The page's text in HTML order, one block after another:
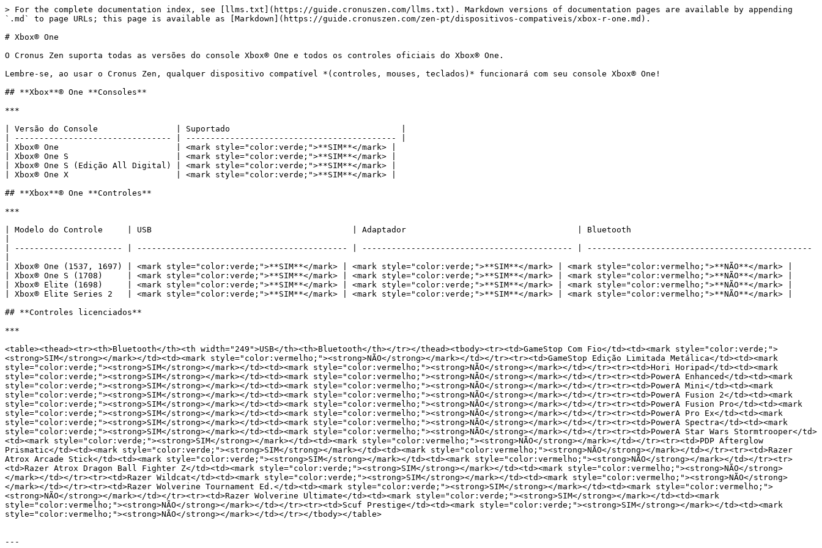
> For the complete documentation index, see [llms.txt](https://guide.cronuszen.com/llms.txt). Markdown versions of documentation pages are available by appending
`.md` to page URLs; this page is available as [Markdown](https://guide.cronuszen.com/zen-pt/dispositivos-compativeis/xbox-r-one.md).
# Xbox® One
O Cronus Zen suporta todas as versões do console Xbox® One e todos os controles oficiais do Xbox® One.
Lembre-se, ao usar o Cronus Zen, qualquer dispositivo compatível *(controles, mouses, teclados)* funcionará com seu console Xbox® One!
## **Xbox**® One **Consoles**
***
| Versão do Console                | Suportado                                   |
| -------------------------------- | ------------------------------------------- |
| Xbox® One                        | ﻿<mark style="color:verde;">**SIM**</mark>﻿ |
| Xbox® One S                      | ﻿<mark style="color:verde;">**SIM**</mark>﻿ |
| Xbox® One S (Edição All Digital) | ﻿<mark style="color:verde;">**SIM**</mark>﻿ |
| Xbox® One X                      | ﻿<mark style="color:verde;">**SIM**</mark>﻿ |
## **Xbox**® One **Controles**
***
| Modelo do Controle     | USB                                         | Adaptador                                   | Bluetooth
| ---------------------- | ------------------------------------------- | ------------------------------------------- | ----------------------------------------------
| Xbox® One (1537, 1697) | ﻿<mark style="color:verde;">**SIM**</mark>﻿ | ﻿<mark style="color:verde;">**SIM**</mark>﻿ | ﻿<mark style="color:vermelho;">**NÃO**</mark>﻿ |
| Xbox® One S (1708)     | ﻿<mark style="color:verde;">**SIM**</mark>﻿ | ﻿<mark style="color:verde;">**SIM**</mark>﻿ | ﻿<mark style="color:vermelho;">**NÃO**</mark>﻿ |
| Xbox® Elite (1698)     | ﻿<mark style="color:verde;">**SIM**</mark>﻿ | ﻿<mark style="color:verde;">**SIM**</mark>﻿ | ﻿<mark style="color:vermelho;">**NÃO**</mark>﻿ |
| Xbox® Elite Series 2   | ﻿<mark style="color:verde;">**SIM**</mark>﻿ | ﻿<mark style="color:verde;">**SIM**</mark>﻿ | ﻿<mark style="color:vermelho;">**NÃO**</mark>﻿ |
## **Controles licenciados**
***
<table><thead><tr><th>Bluetooth</th><th width="249">USB</th><th>Bluetooth</th></tr></thead><tbody><tr><td>GameStop Com Fio</td><td>﻿<mark style="color:verde;">
<strong>SIM</strong></mark>﻿</td><td>﻿<mark style="color:vermelho;"><strong>NÃO</strong></mark>﻿</td></tr><tr><td>GameStop Edição Limitada Metálica</td><td>﻿<mark
style="color:verde;"><strong>SIM</strong></mark>﻿</td><td>﻿<mark style="color:vermelho;"><strong>NÃO</strong></mark>﻿</td></tr><tr><td>Hori Horipad</td><td>﻿<mark
style="color:verde;"><strong>SIM</strong></mark>﻿</td><td>﻿<mark style="color:vermelho;"><strong>NÃO</strong></mark>﻿</td></tr><tr><td>PowerA Enhanced</td><td>﻿<mark
style="color:verde;"><strong>SIM</strong></mark>﻿</td><td>﻿<mark style="color:vermelho;"><strong>NÃO</strong></mark>﻿</td></tr><tr><td>PowerA Mini</td><td>﻿<mark
style="color:verde;"><strong>SIM</strong></mark>﻿</td><td>﻿<mark style="color:vermelho;"><strong>NÃO</strong></mark>﻿</td></tr><tr><td>PowerA Fusion 2</td><td>﻿<mark
style="color:verde;"><strong>SIM</strong></mark>﻿</td><td>﻿<mark style="color:vermelho;"><strong>NÃO</strong></mark>﻿</td></tr><tr><td>PowerA Fusion Pro</td><td>﻿<mark
style="color:verde;"><strong>SIM</strong></mark>﻿</td><td>﻿<mark style="color:vermelho;"><strong>NÃO</strong></mark>﻿</td></tr><tr><td>PowerA Pro Ex</td><td>﻿<mark
style="color:verde;"><strong>SIM</strong></mark>﻿</td><td>﻿<mark style="color:vermelho;"><strong>NÃO</strong></mark>﻿</td></tr><tr><td>PowerA Spectra</td><td>﻿<mark
style="color:verde;"><strong>SIM</strong></mark>﻿</td><td>﻿<mark style="color:vermelho;"><strong>NÃO</strong></mark>﻿</td></tr><tr><td>PowerA Star Wars Stormtrooper</td>
<td>﻿<mark style="color:verde;"><strong>SIM</strong></mark>﻿</td><td>﻿<mark style="color:vermelho;"><strong>NÃO</strong></mark>﻿</td></tr><tr><td>PDP Afterglow
Prismatic</td><td>﻿<mark style="color:verde;"><strong>SIM</strong></mark>﻿</td><td>﻿<mark style="color:vermelho;"><strong>NÃO</strong></mark>﻿</td></tr><tr><td>Razer
Atrox Arcade Stick</td><td>﻿<mark style="color:verde;"><strong>SIM</strong></mark>﻿</td><td>﻿<mark style="color:vermelho;"><strong>NÃO</strong></mark>﻿</td></tr><tr>
<td>Razer Atrox Dragon Ball Fighter Z</td><td>﻿<mark style="color:verde;"><strong>SIM</strong></mark>﻿</td><td>﻿<mark style="color:vermelho;"><strong>NÃO</strong>
</mark>﻿</td></tr><tr><td>Razer Wildcat</td><td>﻿<mark style="color:verde;"><strong>SIM</strong></mark>﻿</td><td>﻿<mark style="color:vermelho;"><strong>NÃO</strong>
</mark>﻿</td></tr><tr><td>Razer Wolverine Tournament Ed.</td><td>﻿<mark style="color:verde;"><strong>SIM</strong></mark>﻿</td><td>﻿<mark style="color:vermelho;">
<strong>NÃO</strong></mark>﻿</td></tr><tr><td>Razer Wolverine Ultimate</td><td>﻿<mark style="color:verde;"><strong>SIM</strong></mark>﻿</td><td>﻿<mark
style="color:vermelho;"><strong>NÃO</strong></mark>﻿</td></tr><tr><td>Scuf Prestige</td><td>﻿<mark style="color:verde;"><strong>SIM</strong></mark>﻿</td><td>﻿<mark
style="color:vermelho;"><strong>NÃO</strong></mark>﻿</td></tr></tbody></table>
---